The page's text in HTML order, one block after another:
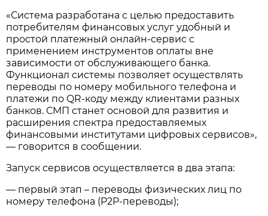
«Система разработана с целью предоставить
потребителям финансовых услуг удобный и
простой платежный онлайн-сервис с
применением инструментов оплаты вне
зависимости от обслуживающего банка.
Функционал системы позволяет осуществлять
переводы по номеру мобильного телефона и
платежи по QR-коду между клиентами разных
банков. СМП станет основой для развития и
расширения спектра предоставляемых
финансовыми институтами цифровых сервисов»,
— говорится в сообщении.
Запуск сервисов осуществляется в два этапа:
— первый этап – переводы физических лиц по
номеру телефона (P2P-переводы);